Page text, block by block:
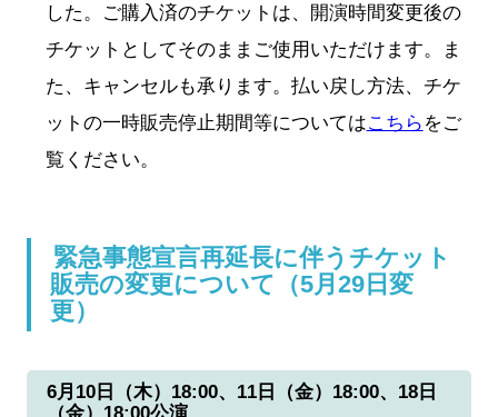
した。ご購入済のチケットは、開演時間変更後の
チケットとしてそのままご使用いただけます。ま
た、キャンセルも承ります。払い戻し方法、チケ
ットの一時販売停止期間等についてはこちら をご
覧ください。
緊急事態宣言再延長に伴うチケット
販売の変更について（5月29日変
更）
6月10日（木）18:00、11日（金）18:00、18日